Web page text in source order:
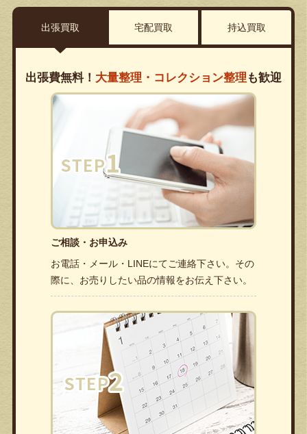
出張買取 宅配買取 持込買取
出張費無料！ 大量整理・コレクション整理 も歓迎
ご相談・お申込み
お電話・メール・LINEにてご連絡下さい。その
際に、お売りしたい品の情報をお伝え下さい。